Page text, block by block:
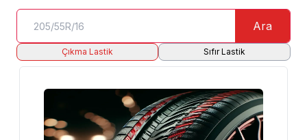
Ara
Çıkma Lastik Sıfır Lastik